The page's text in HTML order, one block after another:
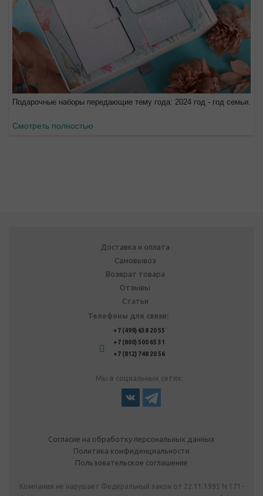
Подарочные наборы передающие тему года: 2024 год - год семьи.
Смотреть полностью
Доставка и оплата
Самовывоз
Возврат товара
Отзывы
Статьи
Телефоны для связи:
+7 (499) 638 20 55
+7 (800) 500 65 31
+7 (812) 748 20 56
Мы в социальных сетях:
Согласие на обработку персональных данных
Политика конфиденциальности
Пользовательское соглашение
Компания не нарушает Федеральный закон от 22.11.1995 N 171-